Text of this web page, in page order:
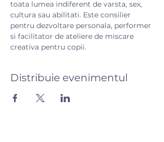
toata lumea indiferent de varsta, sex,
cultura sau abilitati. Este consilier
pentru dezvoltare personala, performer
si facilitator de ateliere de miscare
creativa pentru copii.
Distribuie evenimentul